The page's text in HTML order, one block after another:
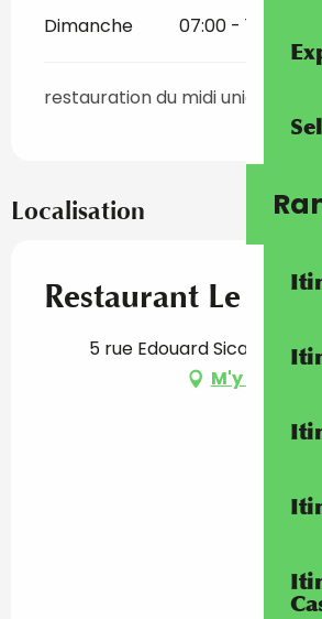
Dimanche 07:00 - 18:30
restauration du midi uniquement
Localisation
Restaurant Le Cosy
5 rue Edouard Sicardi,
M'y rendre